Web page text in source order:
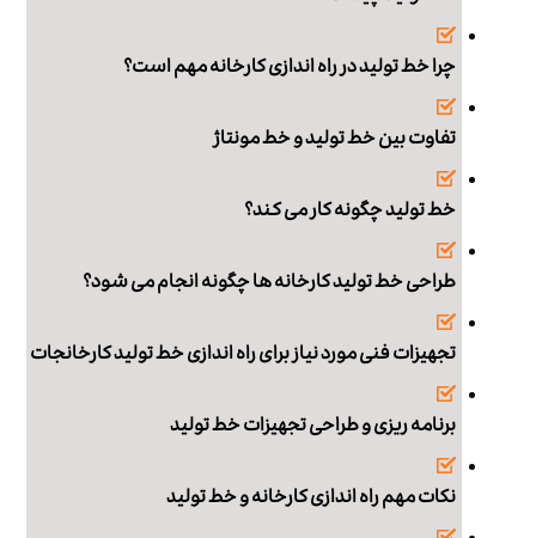
چرا خط تولید در راه اندازی کارخانه مهم است؟
تفاوت بین خط تولید و خط مونتاژ
خط تولید چگونه کار می کند؟
طراحی خط تولید کارخانه ها چگونه انجام می شود؟
تجهیزات فنی مورد نیاز برای راه اندازی خط تولید کارخانجات
برنامه ریزی و طراحی تجهیزات خط تولید
نکات مهم راه اندازی کارخانه و خط تولید